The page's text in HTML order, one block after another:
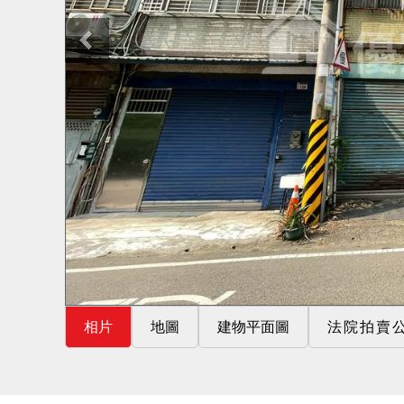
相片 地圖 建物平面圖 法院拍賣